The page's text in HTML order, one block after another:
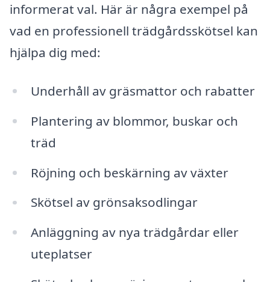
informerat val. Här är några exempel på
vad en professionell trädgårdsskötsel kan
hjälpa dig med:
Underhåll av gräsmattor och rabatter
Plantering av blommor, buskar och
träd
Röjning och beskärning av växter
Skötsel av grönsaksodlingar
Anläggning av nya trädgårdar eller
uteplatser